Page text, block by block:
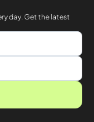
day. Get the latest